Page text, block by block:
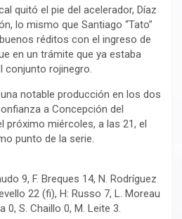
quitó el pie del acelerador, Díaz
lo mismo que Santiago “Tato”
réditos con el ingreso de
en un trámite que ya estaba
conjunto rojinegro.
notable producción en los dos
a Concepción del
próximo miércoles, a las 21, el
punto de la serie.
9, F. Breques 14, N. Rodríguez
22 (fi), H: Russo 7, L. Moreau
0, S. Chaillo 0, M. Leite 3.